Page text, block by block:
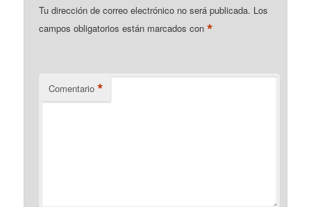
Tu dirección de correo electrónico no será publicada. Los
campos obligatorios están marcados con*
Comentario *